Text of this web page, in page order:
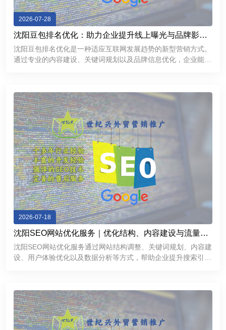
2026-07-28
沈阳豆包排名优化：助力企业提升线上曝光与品牌影响
力
沈阳豆包排名优化是一种适应互联网发展趋势的新型营销方式。
通过专业的内容建设、关键词规划以及品牌信息优化，企业能够
2026-07-18
沈阳SEO网站优化服务｜优化结构、内容建设与流量增
长方案
沈阳SEO网站优化服务通过网站结构调整、关键词规划、内容建
设、用户体验优化以及数据分析等方式，帮助企业提升搜索引擎
度，还能够成为持